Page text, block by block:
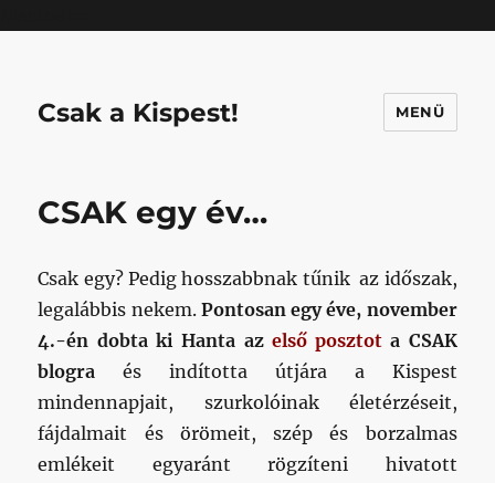
Csak a Kispest! MENÜ
CSAK egy év…
Csak egy? Pedig hosszabbnak tűnik az időszak,
legalábbis nekem. Pontosan egy éve, november
4.-én dobta ki Hanta az első posztot a CSAK
blogra és indította útjára a Kispest
mindennapjait, szurkolóinak életérzéseit,
fájdalmait és örömeit, szép és borzalmas
emlékeit egyaránt rögzíteni hivatott